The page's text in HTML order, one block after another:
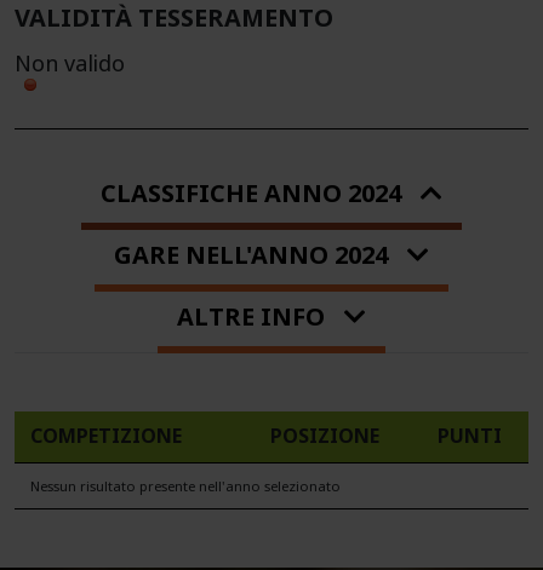
VALIDITÀ TESSERAMENTO
Non valido
CLASSIFICHE ANNO 2024
GARE NELL'ANNO 2024
ALTRE INFO
COMPETIZIONE POSIZIONE PUNTI
Nessun risultato presente nell'anno selezionato